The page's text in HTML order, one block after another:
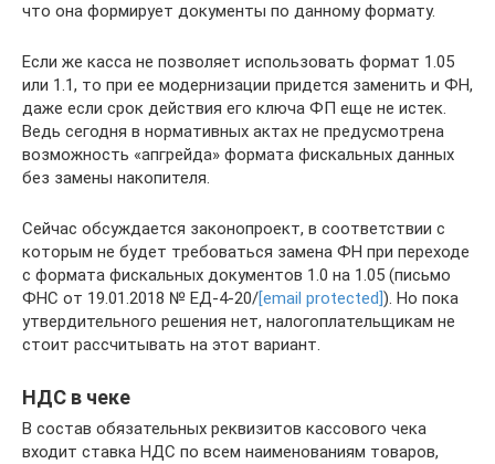
что она формирует документы по данному формату.
Если же касса не позволяет использовать формат 1.05
или 1.1, то при ее модернизации придется заменить и ФН,
даже если срок действия его ключа ФП еще не истек.
Ведь сегодня в нормативных актах не предусмотрена
возможность «апгрейда» формата фискальных данных
без замены накопителя.
Сейчас обсуждается законопроект, в соответствии с
которым не будет требоваться замена ФН при переходе
с формата фискальных документов 1.0 на 1.05 (письмо
ФНС от 19.01.2018 № ЕД-4-20/[email protected]). Но пока
утвердительного решения нет, налогоплательщикам не
стоит рассчитывать на этот вариант.
НДС в чеке
В состав обязательных реквизитов кассового чека
входит ставка НДС по всем наименованиям товаров,